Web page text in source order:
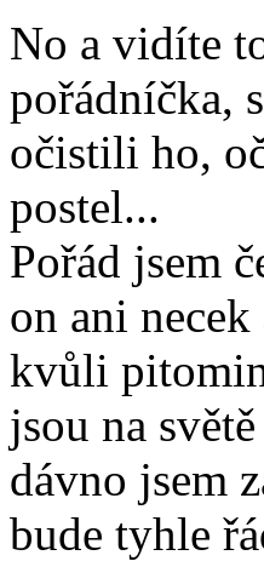
No a vidíte
pořádníčka,
očistili ho,
postel...
Pořád jsem
on ani
kvůli
jsou na
dávno jsem
bude tyhle